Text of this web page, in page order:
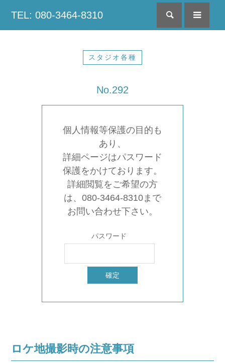
TEL: 080-3464-8310 検索
スタジオ各種
No.292
個人情報等保護の目的も
あり、
詳細ページはパスワード
保護をかけております。
詳細閲覧をご希望の方
は、080-3464-8310まで
お問い合わせ下さい。
パスワード
ロケ地撮影時の注意事項